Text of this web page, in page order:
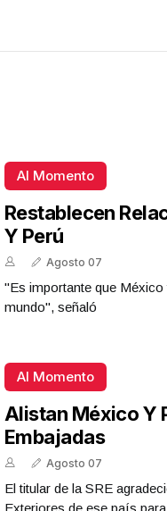
Al Momento
Restablecen
Y Perú
Agosto 07
"Es importante que
mundo", señaló
Al Momento
Alistan México Y
Embajadas
Agosto 07
El titular de la SRE
Exteriores de ese país